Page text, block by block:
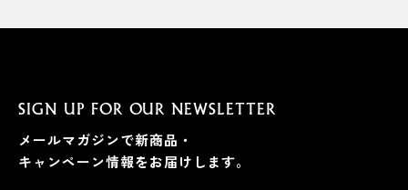
SIGN UP FOR OUR NEWSLETTER
メールマガジンで新商品・
キャンペーン情報をお届けします。